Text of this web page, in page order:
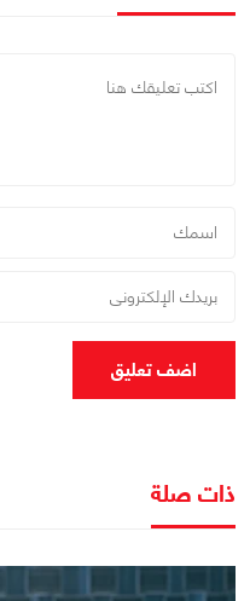
اضف تعليق
ذات صلة